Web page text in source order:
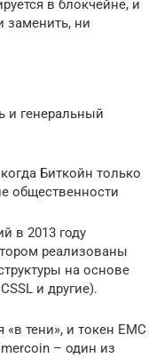
в блокчейне, и
заменить, ни
и генеральный
Биткойн только
общественности
в 2013 году
реализованы
на основе
и другие).
тени», и токен EMC
– один из